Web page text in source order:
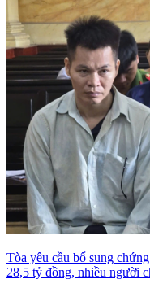
Tòa yêu cầu bổ sung
28,5 tỷ đồng, nhiều người